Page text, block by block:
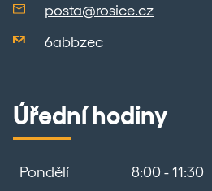
posta@rosice.cz
6abbzec
Úřední hodiny
Pondělí 8:00 - 11:30